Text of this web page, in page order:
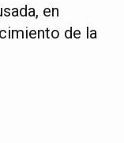
en
de la